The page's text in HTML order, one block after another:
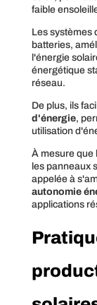
faible
Les systèmes
batteries,
l'énergie
énergétique
réseau.
De plus, ils
d'énergie,
utilisation
À mesure que
les panneaux
appelée à
autonomie
applications